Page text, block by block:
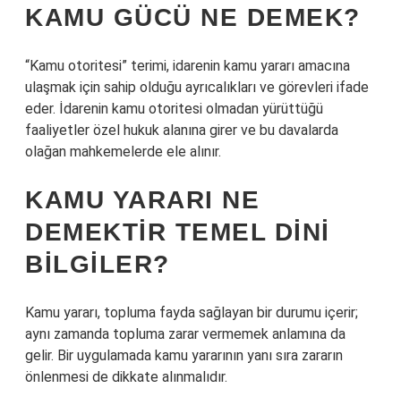
KAMU GÜCÜ NE DEMEK?
“Kamu otoritesi” terimi, idarenin kamu yararı amacına
ulaşmak için sahip olduğu ayrıcalıkları ve görevleri ifade
eder. İdarenin kamu otoritesi olmadan yürüttüğü
faaliyetler özel hukuk alanına girer ve bu davalarda
olağan mahkemelerde ele alınır.
KAMU YARARI NE
DEMEKTIR TEMEL DINI
BILGILER?
Kamu yararı, topluma fayda sağlayan bir durumu içerir;
aynı zamanda topluma zarar vermemek anlamına da
gelir. Bir uygulamada kamu yararının yanı sıra zararın
önlenmesi de dikkate alınmalıdır.